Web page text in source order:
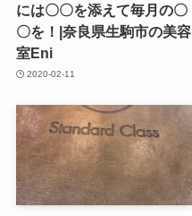
には〇〇を添えて毎月の〇
〇を！|奈良県生駒市の美容
室Eni
2020-02-11